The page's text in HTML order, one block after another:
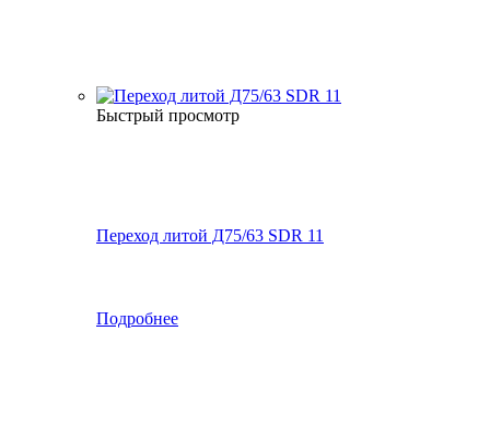
Быстрый просмотр
Переход литой Д75/63 SDR 11
Подробнее